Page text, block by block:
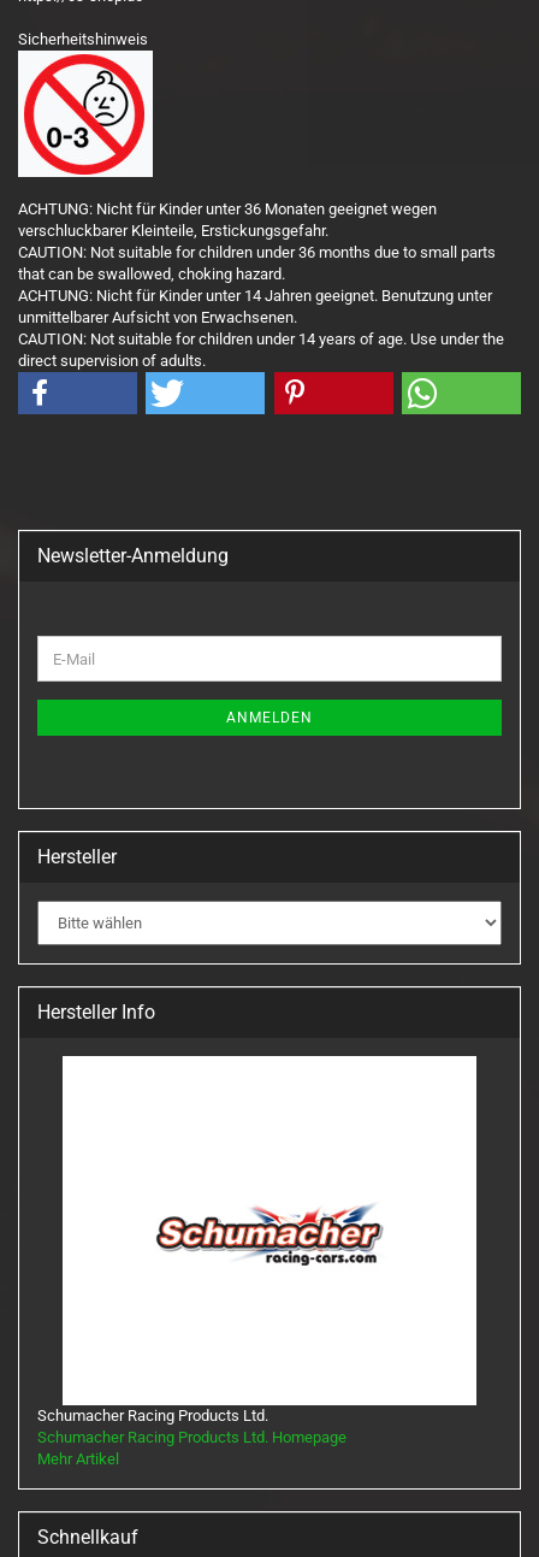
Sicherheitshinweis
ACHTUNG: Nicht für Kinder unter 36 Monaten geeignet wegen
verschluckbarer Kleinteile, Erstickungsgefahr.
CAUTION: Not suitable for children under 36 months due to small parts
that can be swallowed, choking hazard.
ACHTUNG: Nicht für Kinder unter 14 Jahren geeignet. Benutzung unter
unmittelbarer Aufsicht von Erwachsenen.
CAUTION: Not suitable for children under 14 years of age. Use under the
direct supervision of adults.
Newsletter-Anmeldung
ZUR
E-
Mail
ANMELDEN
Hersteller
Hersteller Info
Schumacher Racing Products Ltd.
Schumacher Racing Products Ltd. Homepage
Mehr Artikel
Schnellkauf